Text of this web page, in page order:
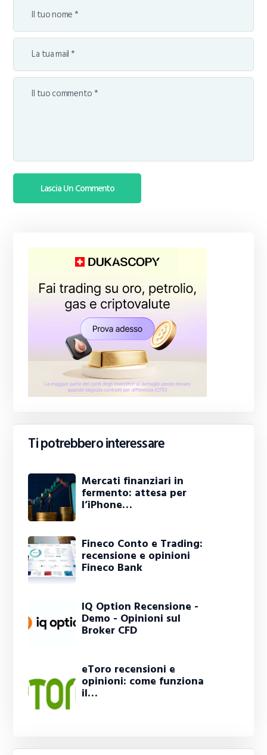
Ti potrebbero interessare
Mercati finanziari in
fermento: attesa per
l’iPhone…
Fineco Conto e Trading:
recensione e opinioni
Fineco Bank
IQ Option Recensione -
Demo - Opinioni sul
Broker CFD
eToro recensioni e
opinioni: come funziona
il…